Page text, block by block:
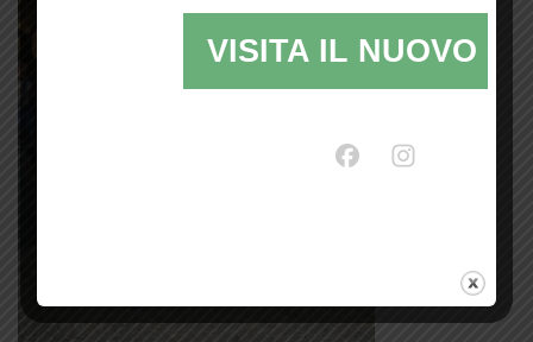
VISITA IL NUOVO